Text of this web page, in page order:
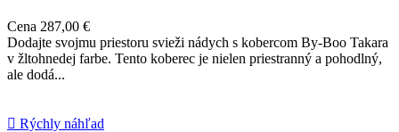
Cena 287,00 €
Dodajte svojmu priestoru svieži nádych s kobercom By-Boo Takara
v žltohnedej farbe. Tento koberec je nielen priestranný a pohodlný,
ale dodá...
 Rýchly náhľad